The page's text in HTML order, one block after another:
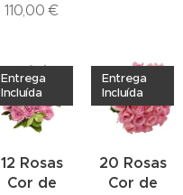
110,00 €
12 Rosas
Cor de
Entrega
Incluída
20 Rosas
Cor de
Entrega
Incluída